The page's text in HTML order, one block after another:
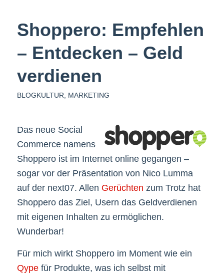
Shoppero: Empfehlen
– Entdecken – Geld
verdienen
BLOGKULTUR MARKETING
Das neue Social
Commerce namens
Shoppero ist im Internet online gegangen –
sogar vor der Präsentation von Nico Lumma
auf der next07. Allen Gerüchten zum Trotz hat
Shoppero das Ziel, Usern das Geldverdienen
mit eigenen Inhalten zu ermöglichen.
Wunderbar!
Für mich wirkt Shoppero im Moment wie ein
Qypefür Produkte, was ich selbst mit